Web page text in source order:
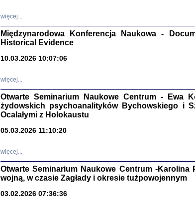
nr
NIE WIEMY
więcej...
Międzynarodowa Konferencja Naukowa -
Historical Evidence
10.03.2026 10:07:06
więcej...
Otwarte Seminarium Naukowe Centrum - Ewa
żydowskich psychoanalityków Bychowskiego i
Ocalałymi z Holokaustu
05.03.2026 11:10:20
więcej...
Otwarte Seminarium Naukowe Centrum -
wojną, w czasie Zagłady i okresie tużpowojennym
03.02.2026 07:36:36